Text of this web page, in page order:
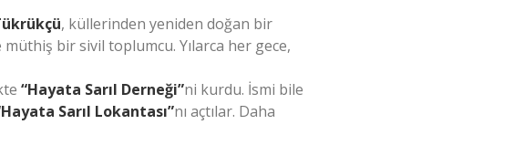
, küllerinden yeniden doğan bir
müthiş bir sivil toplumcu. Yılarca her gece,
“Hayata Sarıl Derneği”ni kurdu. İsmi bile
Sarıl Lokantası”nı açtılar. Daha